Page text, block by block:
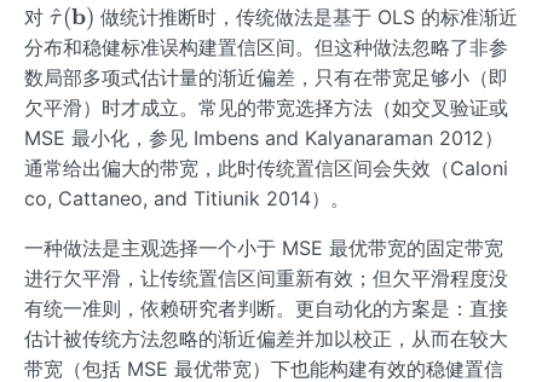
m
es
G
对 \hat
{\ta
u}
(\m
ath
bf
{b})
τ
^(b) 做统计推断时，传统做法是基于 OLS 的标准渐近
分布和稳健标准误构建置信区间。但这种做法忽略了非参
数局部多项式估计量的渐近偏差，只有在带宽足够小（即
欠平滑）时才成立。常见的带宽选择方法（如交叉验证或
MSE 最小化，参见 Imbens and Kalyanaraman 2012）
通常给出偏大的带宽，此时传统置信区间会失效（Caloni
co, Cattaneo, and Titiunik 2014）。
一种做法是主观选择一个小于 MSE 最优带宽的固定带宽
进行欠平滑，让传统置信区间重新有效；但欠平滑程度没
有统一准则，依赖研究者判断。更自动化的方案是：直接
估计被传统方法忽略的渐近偏差并加以校正，从而在较大
带宽（包括 MSE 最优带宽）下也能构建有效的稳健置信